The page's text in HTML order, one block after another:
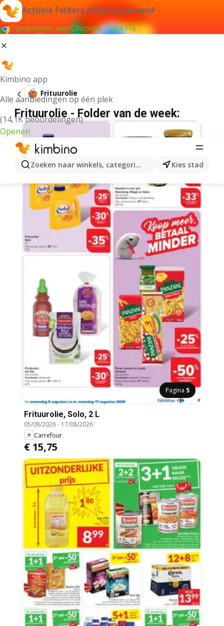
Actuele folders altijd bij de hand
Toevoegen aan Chrome - GRATIS
Kimbino app
Alle aanbiedingen op één plek
(14,1K beoordelingen)
Openen
Zoeken naar winkels, categorieën, producten...
Kies stad
Frituurolie
Frituurolie - Folder van de week:
Pagina 5
Frituurolie, Solo, 2 L
05/08/2026- 17/08/2026
Carrefour
€ 15,75